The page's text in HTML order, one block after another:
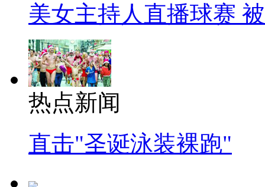
美女主持人直播球赛
热点新闻
直击"圣诞泳装裸跑"